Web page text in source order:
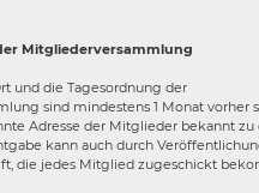
Mitgliederversammlung
und die Tagesordnung der
sind mindestens 1 Monat vorher
Adresse der Mitglieder bekannt zu
kann auch durch
die jedes Mitglied zugeschickt